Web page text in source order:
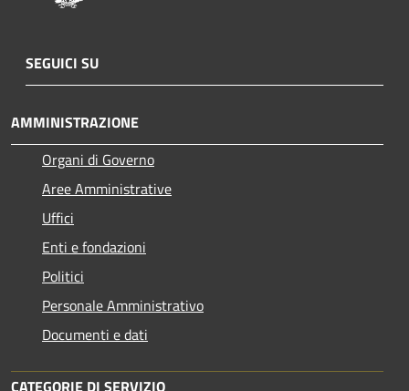
SEGUICI SU
AMMINISTRAZIONE
Organi di Governo
Aree Amministrative
Uffici
Enti e fondazioni
Politici
Personale Amministrativo
Documenti e dati
CATEGORIE DI SERVIZIO